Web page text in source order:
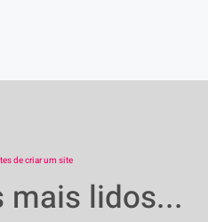
de criar um site
mais lidos...